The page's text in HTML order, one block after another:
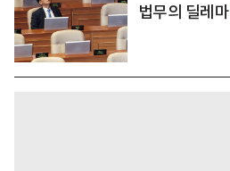
법무의 딜레마